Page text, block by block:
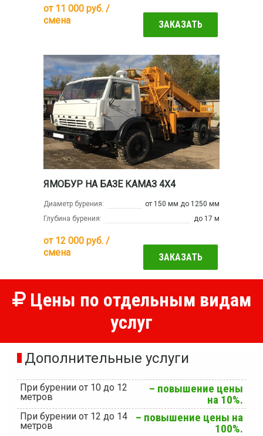
от 11 000 руб. /
смена
ЗАКАЗАТЬ
ЯМОБУР НА БАЗЕ КАМАЗ 4Х4
Диаметр бурения:
от 150 мм до 1250 мм
Глубина бурения:
до 17 м
от 12 000 руб. /
смена
ЗАКАЗАТЬ
Цены по отдельным видам
услуг
Дополнительные услуги
При бурении от 10 до 12
метров
– повышение цены
на 10%.
При бурении от 12 до 14
метров
– повышение цены на
100%.